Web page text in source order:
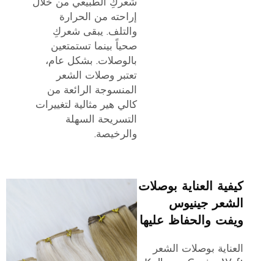
شعركِ الطبيعي من خلال
إراحته من الحرارة
والتلف. يبقى شعركِ
صحياً بينما تستمتعين
بالوصلات. بشكل عام،
تعتبر وصلات الشعر
المنسوجة الرائعة من
كالي هير مثالية لتغييرات
التسريحة السهلة
والرخيصة.
كيفية العناية بوصلات
الشعر جينيوس
ويفت والحفاظ عليها
العناية بوصلات الشعر